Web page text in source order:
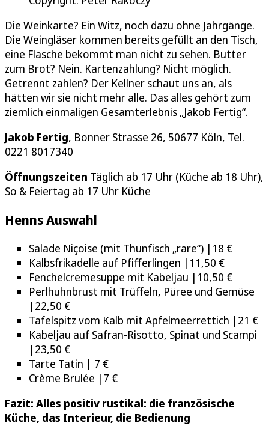
Die Weinkarte? Ein Witz, noch dazu ohne Jahrgänge.
Die Weingläser kommen bereits gefüllt an den Tisch,
eine Flasche bekommt man nicht zu sehen. Butter
zum Brot? Nein. Kartenzahlung? Nicht möglich.
Getrennt zahlen? Der Kellner schaut uns an, als
hätten wir sie nicht mehr alle. Das alles gehört zum
ziemlich einmaligen Gesamterlebnis „Jakob Fertig“.
Jakob Fertig, Bonner Strasse 26, 50677 Köln, Tel.
0221 8017340
Öffnungszeiten Täglich ab 17 Uhr (Küche ab 18 Uhr),
So & Feiertag ab 17 Uhr Küche
Henns Auswahl
Salade Niçoise (mit Thunfisch „rare“) |18 €
Kalbsfrikadelle auf Pfifferlingen |11,50 €
Fenchelcremesuppe mit Kabeljau |10,50 €
Perlhuhnbrust mit Trüffeln, Püree und Gemüse
|22,50 €
Tafelspitz vom Kalb mit Apfelmeerrettich |21 €
Kabeljau auf Safran-Risotto, Spinat und Scampi
|23,50 €
Tarte Tatin | 7 €
Crème Brulée |7 €
Fazit: Alles positiv rustikal: die französische
Küche, das Interieur, die Bedienung